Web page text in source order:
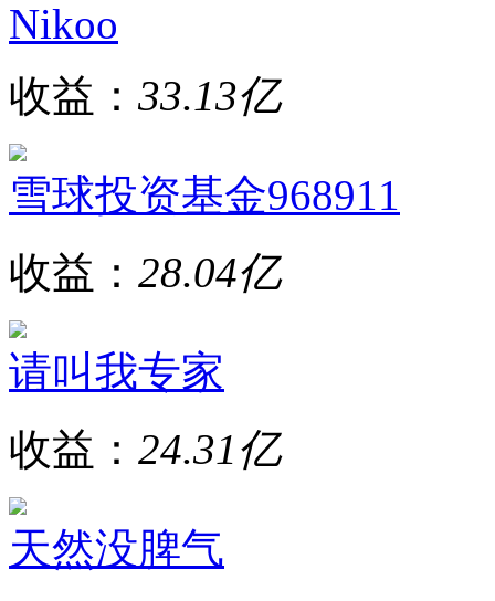
Nikoo
收益： 33.13亿
雪球投资基金968911
收益： 28.04亿
请叫我专家
收益： 24.31亿
天然没脾气